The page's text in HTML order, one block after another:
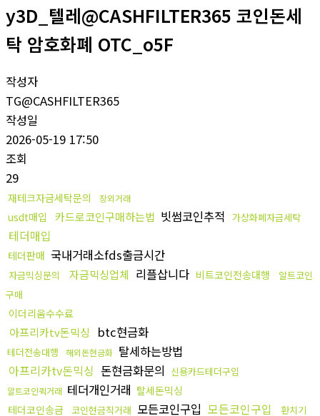
y3D_텔레@CASHFILTER365 코인돈세
탁 암호화폐 OTC_o5F
작성자
TG@CASHFILTER365
작성일
2026-05-19 17:50
조회
29
재테크자금세탁문의 장외거래
usdt매입 카드로코인구매하는법 빗썸코인추적 가상화폐자금세탁
테더매입
테더판매 국내거래소fds출금시간
자금믹싱문의 자금믹싱업체 리플삽니다 비트코인전송대행
알트코인
구매
이더리움수수료
아프리카tv돈믹싱 btc현금화
테더전송대행 해외돈현금화 탈세하는방법
아프리카tv돈믹싱 돈현금화문의 신용카드테더구입
알트코인퀵거래 테더개인거래 탈세돈믹싱
테더코인송금 코인현금직거래 모든코인구입 모든코인구입 환치기